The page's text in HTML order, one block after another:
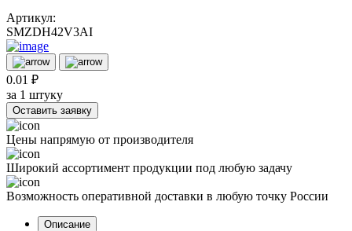
Артикул:
SMZDH42V3AI
0.01 ₽
за 1 штуку
Оставить заявку
Цены напрямую от производителя
Широкий ассортимент продукции под любую задачу
Возможность оперативной доставки в любую точку России
Описание